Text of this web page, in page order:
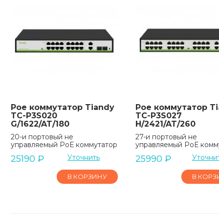
Poe коммутатор Tiandy
TC-P3S020
G/1622/AT/180
20-и портовый не
управляемый РоЕ коммутатор
25190 ₽ Уточнить
В КОРЗИНУ
Poe коммутатор
TC-P3S027
H/2421/AT/260
27-и портовый не
управляемый РоЕ
25990 ₽
В